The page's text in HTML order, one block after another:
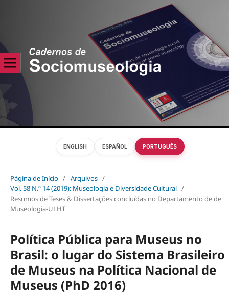
Página de Início / Arquivos /
Vol. 58 N.º 14 (2019): Museologia e Diversidade Cultural /
Resumos de Teses & Dissertações concluídas no Departamento de de
Museologia-ULHT
Política Pública para Museus no
Brasil: o lugar do Sistema Brasileiro
de Museus na Política Nacional de
Museus (PhD 2016)
ENGLISH ESPAÑOL PORTUGUÊS